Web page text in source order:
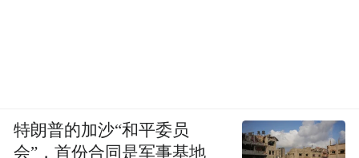
特朗普的加沙“和平委员
会”，首份合同是军事基地